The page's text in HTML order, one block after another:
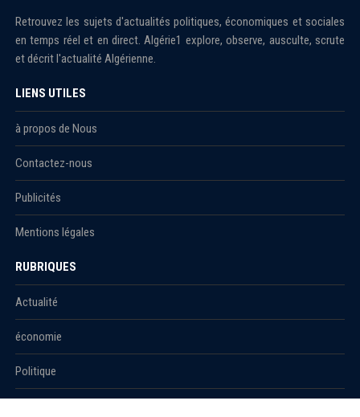
Retrouvez les sujets d'actualités politiques, économiques et sociales
en temps réel et en direct. Algérie1 explore, observe, ausculte, scrute
et décrit l'actualité Algérienne.
LIENS UTILES
à propos de Nous
Contactez-nous
Publicités
Mentions légales
RUBRIQUES
Actualité
économie
Politique